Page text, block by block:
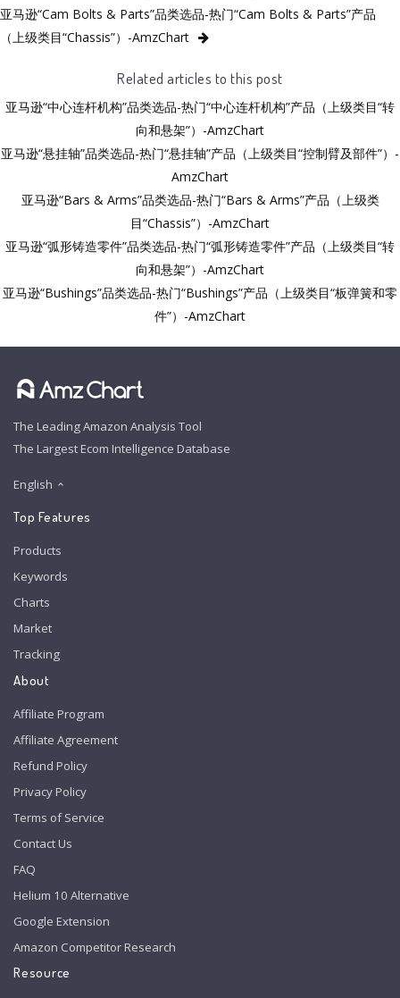
亚马逊“Cam Bolts & Parts”品类选品-热门“Cam Bolts & Parts”产品
（上级类目“Chassis”）-AmzChart
Related articles to this post
亚马逊“中心连杆机构”品类选品-热门“中心连杆机构”产品（上级类目“转
向和悬架”）-AmzChart
亚马逊“悬挂轴”品类选品-热门“悬挂轴”产品（上级类目“控制臂及部件”）-
AmzChart
亚马逊“Bars & Arms”品类选品-热门“Bars & Arms”产品（上级类
目“Chassis”）-AmzChart
亚马逊“弧形铸造零件”品类选品-热门“弧形铸造零件”产品（上级类目“转
向和悬架”）-AmzChart
亚马逊“Bushings”品类选品-热门“Bushings”产品（上级类目“板弹簧和零
件”）-AmzChart
The Leading Amazon Analysis Tool
The Largest Ecom Intelligence Database
English
Top Features
Products
Keywords
Charts
Market
Tracking
About
Affiliate Program
Affiliate Agreement
Refund Policy
Privacy Policy
Terms of Service
Contact Us
FAQ
Helium 10 Alternative
Google Extension
Amazon Competitor Research
Resource